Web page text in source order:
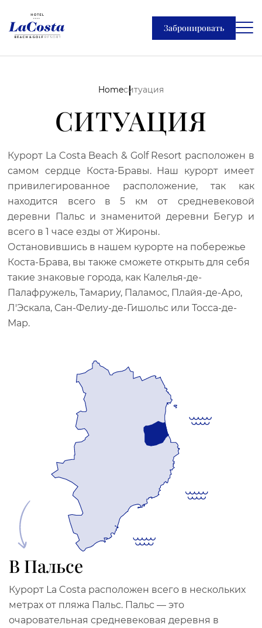
Забронировать
Homeситуация
СИТУАЦИЯ
Курорт La Costa Beach & Golf Resort расположен в
самом сердце Коста-Бравы. Наш курорт имеет
привилегированное расположение, так как
находится всего в 5 км от средневековой
деревни Пальс и знаменитой деревни Бегур и
всего в 1 часе езды от Жироны.
Остановившись в нашем курорте на побережье
Коста-Брава, вы также сможете открыть для себя
такие знаковые города, как Калелья-де-
Палафружель, Тамариу, Паламос, Плайя-де-Аро,
Л'Эскала, Сан-Фелиу-де-Гишольс или Тосса-де-
Мар.
В Пальсе
Курорт La Costa расположен всего в нескольких
метрах от пляжа Пальс. Пальс — это
очаровательная средневековая деревня в